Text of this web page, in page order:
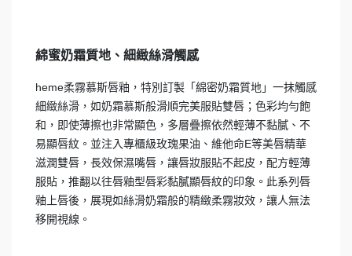
綿蜜奶霜質地、細緻絲滑觸感
heme柔霧慕斯唇釉，特別訂製「綿密奶霜質地」一抹觸感
細緻絲滑，如奶霜慕斯般滑順完美服貼雙唇；色彩均勻飽
和，即使薄擦也非常顯色，多層疊擦依然輕薄不黏膩、不
易顯唇紋。並注入專櫃級玫瑰果油、維他命E等美唇精華
滋潤雙唇，長效保濕嘴唇，讓唇妝服貼不起皮，配方輕薄
服貼，推翻以往唇釉型唇彩黏膩顯唇紋的印象。此系列唇
釉上唇後，展現如絲滑奶霜般的精緻柔霧妝效，讓人無法
移開視線。